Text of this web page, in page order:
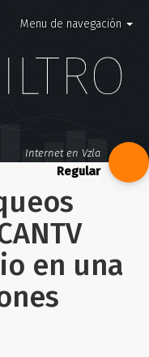
Internet en Vzla
Menu de navegación
en una